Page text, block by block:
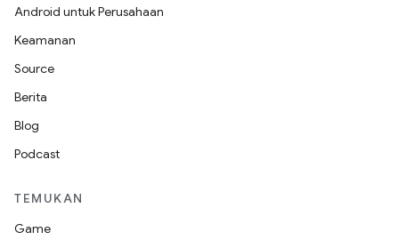
Android untuk Perusahaan
Keamanan
Source
Berita
Blog
Podcast
TEMUKAN
Game